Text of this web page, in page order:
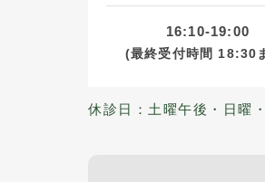
16:10-19:00
(最終受付時間 18:30
休診日：土曜午後・日曜